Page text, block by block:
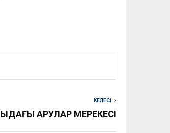
КЕЛЕСІ
АРУЛАР МЕРЕКЕСІ